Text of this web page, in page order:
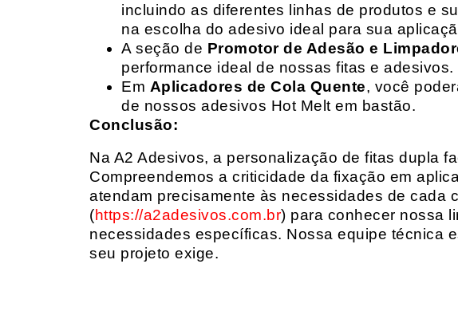
incluindo as diferentes linhas de produtos e
na escolha do adesivo ideal para sua
A seção de Promotor de Adesão e
performance ideal de nossas fitas e adesivos.
Em Aplicadores de Cola Quente, você
de nossos adesivos Hot Melt em bastão.
Conclusão:
Na A2 Adesivos, a personalização de fitas dupla
Compreendemos a criticidade da fixação em
atendam precisamente às necessidades de cada
(https://a2adesivos.com.br) para conhecer nossa
necessidades específicas. Nossa equipe técnica
seu projeto exige.